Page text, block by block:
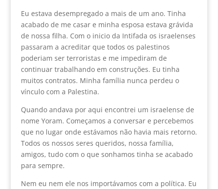
Eu estava desempregado a mais de um ano. Tinha
acabado de me casar e minha esposa estava grávida
de nossa filha. Com o inicio da Intifada os israelenses
passaram a acreditar que todos os palestinos
poderiam ser terroristas e me impediram de
continuar trabalhando em construções. Eu tinha
muitos contratos. Minha família nunca perdeu o
vínculo com a Palestina.
Quando andava por aqui encontrei um israelense de
nome Yoram. Começamos a conversar e percebemos
que no lugar onde estávamos não havia mais retorno.
Todos os nossos seres queridos, nossa família,
amigos, tudo com o que sonhamos tinha se acabado
para sempre.
Nem eu nem ele nos importávamos com a política. Eu